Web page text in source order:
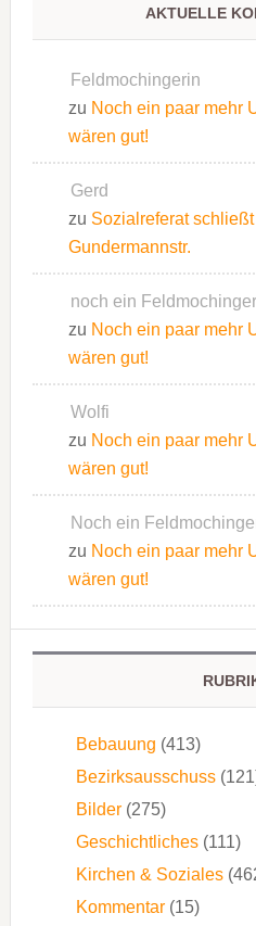
AKTUELLE
Feldmochingerin
zu Noch ein paar mehr
wären gut!
Gerd
zu Sozialreferat
Gundermannstr.
noch ein Feldmochinger
zu Noch ein paar mehr
wären gut!
Wolfi
zu Noch ein paar mehr
wären gut!
Noch ein
zu Noch ein paar mehr
wären gut!
Bebauung (413)
Bezirksausschuss
Bilder(275)
Geschichtliches(111)
Kirchen & Soziales
Kommentar(15)